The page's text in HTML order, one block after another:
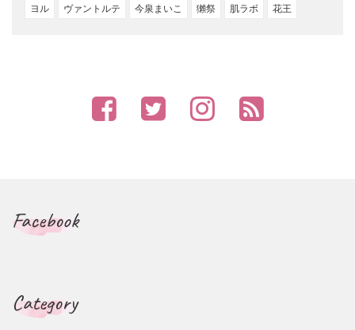
ヨル ヴァントルテ 今泉まいこ 獺祭 肌ラボ 花王
Facebook
Category